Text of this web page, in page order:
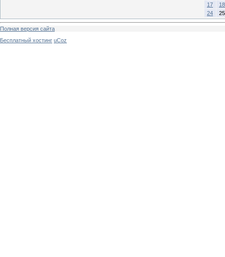
17
18
24
25
Полная версия сайта
Бесплатный хостинг uCoz